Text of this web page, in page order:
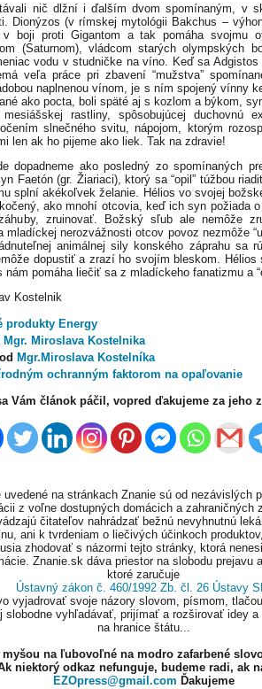
nič dlžní i ďalším dvom spomínaným, v
Dionýzos (v rímskej mytológii Bakchus –
v boji proti Gigantom a tak pomáha svojmu
(Saturnom), vládcom starých olympských
vodu v studničke na víno. Keď sa
veľa práce pri zbavení “mužstva”
naplnenou vínom, je s ním spojený vínny
ako pocta, boli späté aj s kozlom a býkom,
rastliny, spôsobujúcej duchovnú
slnečného svitu, nápojom, ktorým
len ak ho pijeme ako liek. Tak na zdravie!
dopadneme ako posledný zo spomínaných
Faetón (gr. Žiariaci), ktorý sa “opil” túžbou
splní akékoľvek želanie. Hélios vo svojej
ako mnohí otcovia, keď ich syn požiada
zruinovať. Božský sľub ale nemôže
mladíckej nerozvážnosti otcov povoz nezmôže
animálnej sily konského záprahu sa
dopustiť a zrazí ho svojím bleskom.
nám pomáha liečiť sa z mladíckeho fanatizmu a
Kostelnik
produkty Energy
Mgr. Miroslava Kostelnika
Mgr.Miroslava Kostelníka
ochranným faktorom na opaľovanie
Vám článok páčil, vopred ďakujeme za jeho
na stránkach Znanie sú od nezávislých
z voľne dostupných domácich a zahraničných
čitateľov nahrádzať bežnú nevyhnutnú
ani k tvrdeniam o liečivých účinkoch
zhodovať s názormi tejto stránky, ktorá
Znanie.sk dáva priestor na slobodu prejavu
ktoré zaručuje
Ústavný zákon č. 460/1992 Zb. čl. 26 Ústavy
vyjadrovať svoje názory slovom, písmom,
slobodne vyhľadávať, prijímať a rozširovať idey a
na hranice štátu...
na ľubovoľné na modro zafarbené
niektorý odkaz nefunguje, budeme radi, ak
EZOpress@gmail.com Ďakujeme